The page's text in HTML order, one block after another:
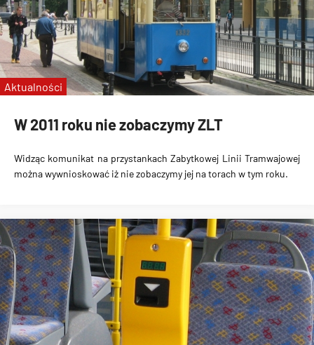
W 2011 roku nie zobaczymy ZLT
Widząc komunikat na przystankach Zabytkowej Linii Tramwajowej
można wywnioskować iż nie zobaczymy jej na torach w tym roku.
Aktualności